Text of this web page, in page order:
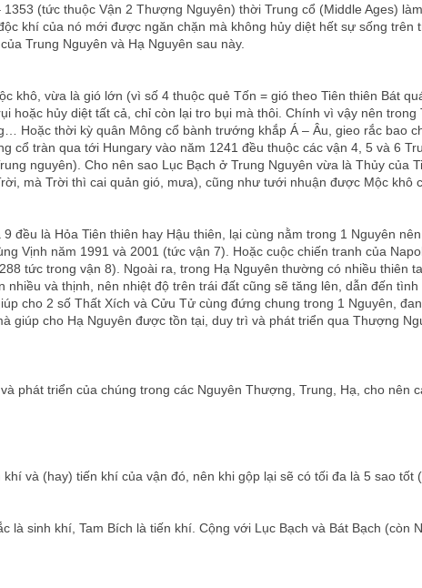
(tức thuộc Vận 2 Thượng Nguyên) thời Trung cổ (Middle Ages)
khí của nó mới được ngăn chặn mà không hủy diệt hết sự sống
Trung Nguyên và Hạ Nguyên sau này.
khô, vừa là gió lớn (vì số 4 thuộc quẻ Tốn = gió theo Tiên thiên Bát
hoặc hủy diệt tất cả, chỉ còn lại tro bụi mà thôi. Chính vì vậy nên
Hoặc thời kỳ quân Mông cổ bành trướng khắp Á – Âu, gieo rắc bao
cổ tràn qua tới Hungary vào năm 1241 đều thuộc các vận 4, 5 và 6
nguyên). Cho nên sao Lục Bạch ở Trung Nguyên vừa là Thủy của
mà Trời thì cai quản gió, mưa), cũng như tưới nhuận được Mộc
đều là Hỏa Tiên thiên hay Hậu thiên, lại cùng nằm trong 1 Nguyên
Vịnh năm 1991 và 2001 (tức vận 7). Hoặc cuộc chiến tranh của
tức trong vận 8). Ngoài ra, trong Hạ Nguyên thường có nhiều thiên
và thịnh, nên nhiệt độ trên trái đất cũng sẽ tăng lên, dẫn đến
cho 2 số Thất Xích và Cửu Tử cùng đứng chung trong 1 Nguyên,
giúp cho Hạ Nguyên được tồn tại, duy trì và phát triển qua Thượng
phát triển của chúng trong các Nguyên Thượng, Trung, Hạ, cho nên
và (hay) tiến khí của vận đó, nên khi gộp lại sẽ có tối đa là 5 sao tốt
sinh khí, Tam Bích là tiến khí. Cộng với Lục Bạch và Bát Bạch